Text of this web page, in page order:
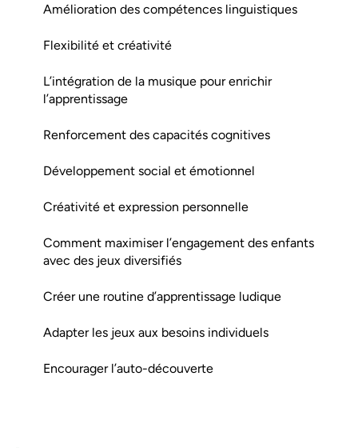
Amélioration des compétences linguistiques
Flexibilité et créativité
L’intégration de la musique pour enrichir
l’apprentissage
Renforcement des capacités cognitives
Développement social et émotionnel
Créativité et expression personnelle
Comment maximiser l’engagement des enfants
avec des jeux diversifiés
Créer une routine d’apprentissage ludique
Adapter les jeux aux besoins individuels
Encourager l’auto-découverte